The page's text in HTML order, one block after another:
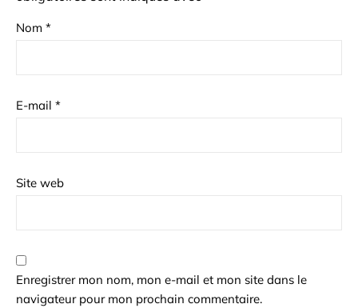
Nom *
E-mail *
Site web
Enregistrer mon nom, mon e-mail et mon site dans le
navigateur pour mon prochain commentaire.